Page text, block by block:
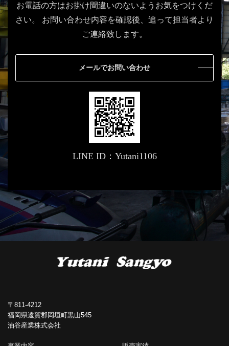
お電話の方はお掛け間違いのないようお気をつけくだ
さい。
お問い合わせ内容を確認後、追って担当者より
ご連絡致します。
メールでお問い合わせ
LINE ID：Yutani1106
〒811-4212
福岡県遠賀郡岡垣町黒山545
油谷産業株式会社